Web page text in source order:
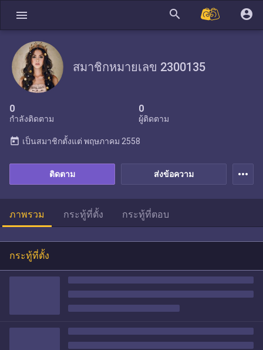
menu search account_circle
สมาชิกหมายเลข 2300135
0
กำลังติดตาม
0
ผู้ติดตาม
ส่งข้อความ
ติดตาม
today เป็นสมาชิกตั้งแต่ พฤษภาคม 2558
more_horiz
ภาพรวม กระทู้ที่ตั้ง กระทู้ที่ตอบ
กระทู้ที่ตั้ง